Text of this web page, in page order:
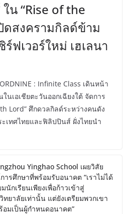
น “Rise of the
ดสงครามกิลด์ข้าม
ร์ฟเวอร์ใหม่ เฮเลนา
: Infinite Class เดินหน้า
นเอเชียตะวันออกเฉียงใต้ จัดการ
Lord” ศึกดวลกิลด์ระหว่างคนดัง
ะเทศไทยและฟิลิปปินส์ ฝั่งไทยนำ
Yinghao School เผยวิสัย
ารศึกษาที่พร้อมรับอนาคต “เราไม่ได้
มนักเรียนเพียงเพื่อก้าวเข้าสู่
ทยาลัยเท่านั้น แต่ยังเตรียมพวกเขา
อมเป็นผู้กำหนดอนาคต”